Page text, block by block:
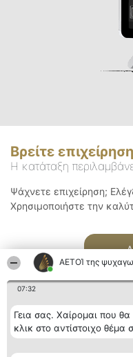
ΑΕΤΟΊ της
07:32
Γεια σας. Χαίρομαι που
κλικ στο αντίστοιχο θέμα
Βρείτε επιχείρηση
Η κατάταξη
Ψάχνετε επιχείρηση;
Χρησιμοποιήστε την
Διοργανωτής της